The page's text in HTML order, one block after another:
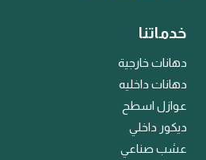
خدماتنا
دهانات خارجية
دهانات داخليه
عوازل اسطح
ديكور داخلي
عشب صناعي